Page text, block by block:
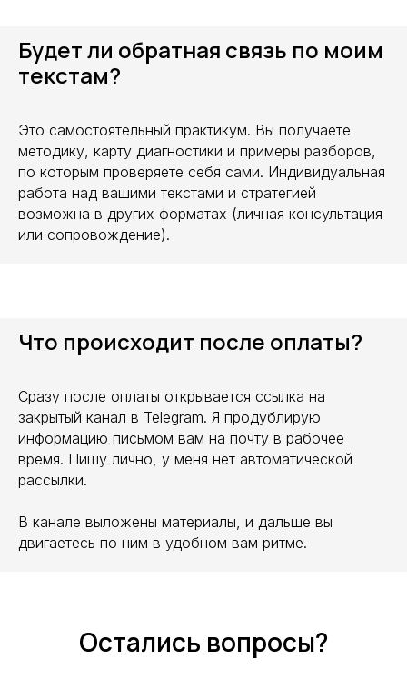
Будет ли обратная связь по моим
текстам?
Это самостоятельный практикум. Вы получаете
методику, карту диагностики и примеры разборов,
по которым проверяете себя сами. Индивидуальная
работа над вашими текстами и стратегией
возможна в других форматах (личная консультация
или сопровождение).
Что происходит после оплаты?
Сразу после оплаты открывается ссылка на
закрытый канал в Telegram. Я продублирую
информацию письмом вам на почту в рабочее
время. Пишу лично, у меня нет автоматической
рассылки.
В канале выложены материалы, и дальше вы
двигаетесь по ним в удобном вам ритме.
Остались вопросы?